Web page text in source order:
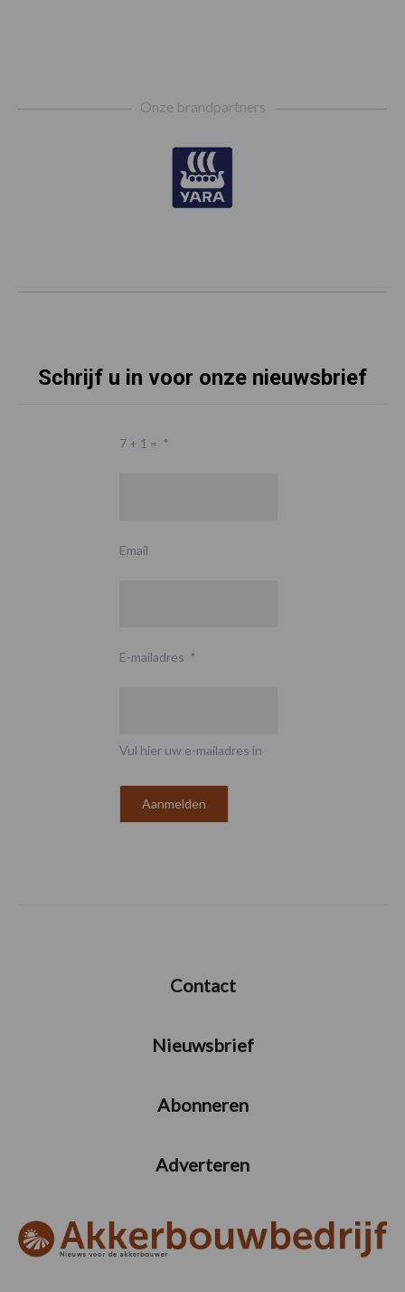
Onze brandpartners
Schrijf u in voor onze nieuwsbrief
7 + 1 = *
Email
E-mailadres *
Vul hier uw e-mailadres in
Contact
Nieuwsbrief
Abonneren
Adverteren